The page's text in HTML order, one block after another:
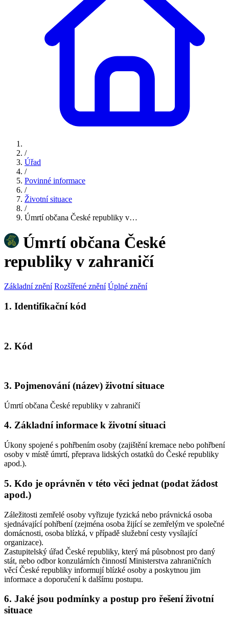
/
Úřad
/
Povinné informace
/
Životní situace
/
Úmrtí občana České republiky v…
Úmrtí občana České
republiky v zahraničí
Základní znění Rozšířené znění Úplné znění
1. Identifikační kód
2. Kód
3. Pojmenování (název) životní situace
Úmrtí občana České republiky v zahraničí
4. Základní informace k životní situaci
Úkony spojené s pohřbením osoby (zajištění kremace nebo pohřbení
osoby v místě úmrtí, přeprava lidských ostatků do České republiky
apod.).
5. Kdo je oprávněn v této věci jednat (podat žádost
apod.)
Záležitosti zemřelé osoby vyřizuje fyzická nebo právnická osoba
sjednávající pohřbení (zejména osoba žijící se zemřelým ve společné
domácnosti, osoba blízká, v případě služební cesty vysílající
organizace).
Zastupitelský úřad České republiky, který má působnost pro daný
stát, nebo odbor konzulárních činností Ministerstva zahraničních
věcí České republiky informují blízké osoby a poskytnou jim
informace a doporučení k dalšímu postupu.
6. Jaké jsou podmínky a postup pro řešení životní
situace